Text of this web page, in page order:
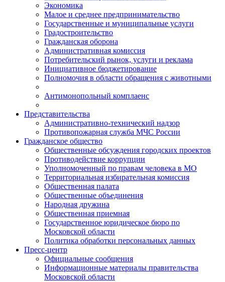
Экономика
Малое и среднее предпринимательство
Государственные и муниципальные услуги
Градостроительство
Гражданская оборона
Административная комиссия
Потребительский рынок, услуги и реклама
Инициативное бюджетирование
Полномочия в области обращения с животными
Антимонопольный комплаенс
Представительства
Административно-технический надзор
Противопожарная служба МЧС России
Гражданское общество
Общественные обсуждения городских проектов
Противодействие коррупции
Уполномоченный по правам человека в МО
Территориальная избирательная комиссия
Общественная палата
Общественные объединения
Народная дружина
Общественная приемная
Государственное юридическое бюро по
Московской области
Политика обработки персональных данных
Пресс-центр
Официальные сообщения
Информационные материалы правительства
Московской области